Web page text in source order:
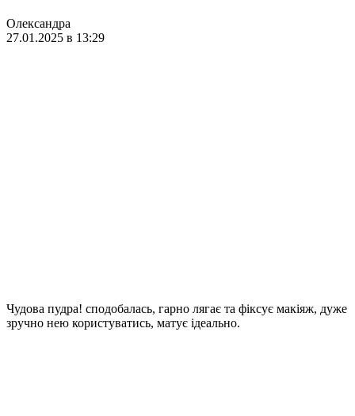
Олександра
27.01.2025 в 13:29
Чудова пудра! сподобалась, гарно лягає та фіксує макіяж, дуже
зручно нею користуватись, матує ідеально.